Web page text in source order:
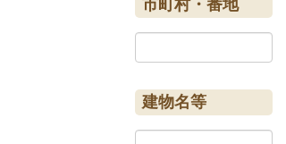
市町村・番地
建物名等